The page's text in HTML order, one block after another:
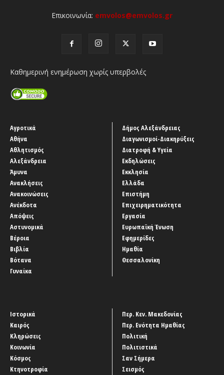
Επικοινωνία: emvolos@emvolos.gr
Καθημερινή ενημέρωση χωρίς υπερβολές
Αγροτικά
Αθήνα
Αθλητισμός
Αλεξάνδρεια
Άμυνα
Ανακλήσεις
Ανακοινώσεις
Ανέκδοτα
Απόψεις
Αστυνομικά
Βέροια
Βιβλία
Βότανα
Γυναίκα
Δήμος Αλεξάνδρειας
Διαγωνισμοί-Διακηρύξεις
Διατροφή & Υγεία
Εκδηλώσεις
Εκκλησία
Ελλάδα
Επιστήμη
Επιχειρηματικότητα
Εργασία
Ευρωπαϊκή Ένωση
Εφημερίδες
Ημαθία
Θεσσαλονίκη
Ιστορικά
Καιρός
Κληρώσεις
Κοινωνία
Κόσμος
Κτηνοτροφία
Περ. Κεν. Μακεδονίας
Περ. Ενότητα Ημαθίας
Πολιτική
Πολιτιστικά
Σαν Σήμερα
Σεισμός